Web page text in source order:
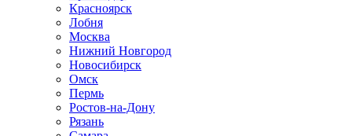
Красноярск
Лобня
Москва
Нижний Новгород
Новосибирск
Омск
Пермь
Ростов-на-Дону
Рязань